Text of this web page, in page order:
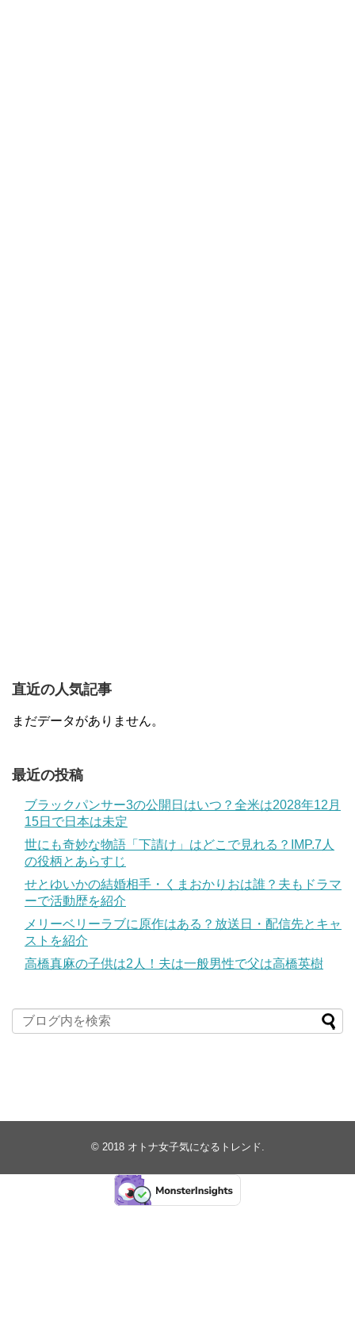
直近の人気記事
まだデータがありません。
最近の投稿
ブラックパンサー3の公開日はいつ？全米は2028年12月
15日で日本は未定
世にも奇妙な物語「下請け」はどこで見れる？IMP.7人
の役柄とあらすじ
せとゆいかの結婚相手・くまおかりおは誰？夫もドラマ
ーで活動歴を紹介
メリーベリーラブに原作はある？放送日・配信先とキャ
ストを紹介
高橋真麻の子供は2人！夫は一般男性で父は高橋英樹
© 2018 オトナ女子気になるトレンド